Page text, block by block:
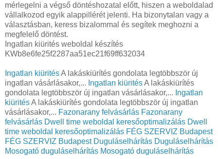
mérlegelni a végső döntéshozatal előtt, hiszen a weboldalad
vállalkozod egyik alappillérét jelenti. Ha bizonytalan vagy a
választásban, keress bizalommal és segítek meghozni a
megfelelő döntést.
Ingatlan kiürités weboldal készítés
KWb8e6fe25f2287aa51ec21f69ff632034
Ingatlan kiüritésA lakáskiürítés gondolata legtöbbször új
ingatlan vásárlásakor,... Ingatlan kiüritésA lakáskiürítés
gondolata legtöbbször új ingatlan vásárlásakor,... Ingatlan
kiüritésA lakáskiürítés gondolata legtöbbször új ingatlan
vásárlásakor,... Fazonarany felvásárlás Fazonarany
felvásárlás Dwell time weboldal keresőoptimalizálás Dwell
time weboldal keresőoptimalizálás FÉG SZERVIZ Budapest
FÉG SZERVIZ Budapest Duguláselhárítás Duguláselhárítás
Mosogató duguláselhárítás Mosogató duguláselhárítás